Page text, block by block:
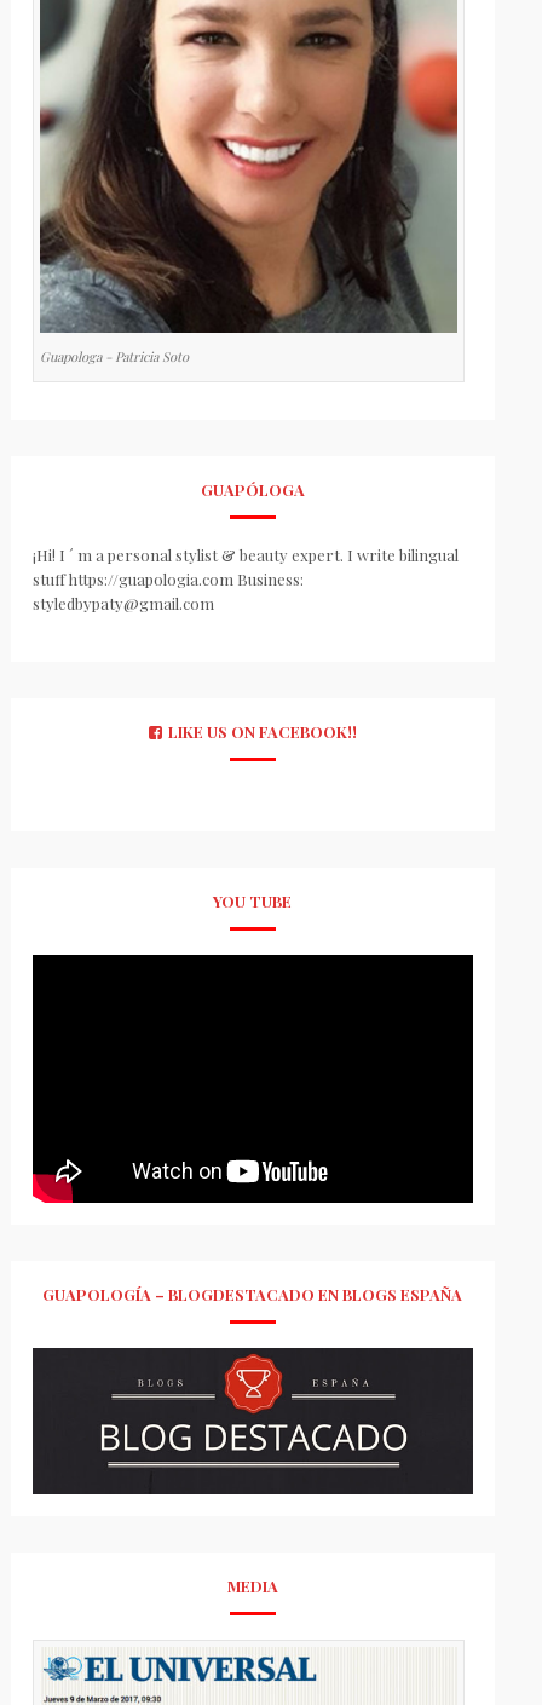
Guapologa - Patricia Soto
GUAPÓLOGA
¡Hi! I ´ m a personal stylist & beauty expert. I write bilingual
stuff https://guapologia.com Business:
styledbypaty@gmail.com
LIKE US ON FACEBOOK!!
YOU TUBE
GUAPOLOGÍA – BLOGDESTACADO EN BLOGS ESPAÑA
MEDIA